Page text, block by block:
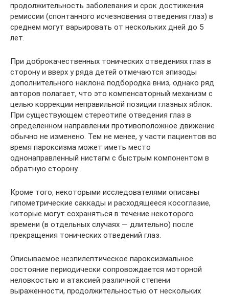
продолжительность заболевания и срок достижения
ремиссии (спонтанного исчезновения отведения глаз) в
среднем могут варьировать от нескольких дней до 5
лет.
При доброкачественных тонических отведениях глаз в
сторону и вверх у ряда детей отмечаются эпизоды
дополнительного наклона подбородка вниз, однако ряд
авторов полагает, что это компенсаторный механизм с
целью коррекции неправильной позиции глазных яблок.
При существующем стереотипе отведения глаз в
определенном направлении противоположное движение
обычно не изменено. Тем не менее, у части пациентов во
время пароксизма может иметь место
однонаправленный нистагм с быстрым компонентом в
обратную сторону.
Кроме того, некоторыми исследователями описаны
гипометрические саккады и расходящееся косоглазие,
которые могут сохраняться в течение некоторого
времени (в отдельных случаях — длительно) после
прекращения тонических отведений глаз.
Описываемое неэпилептическое пароксизмальное
состояние периодически сопровождается моторной
неловкостью и атаксией различной степени
выраженности, продолжительностью от нескольких